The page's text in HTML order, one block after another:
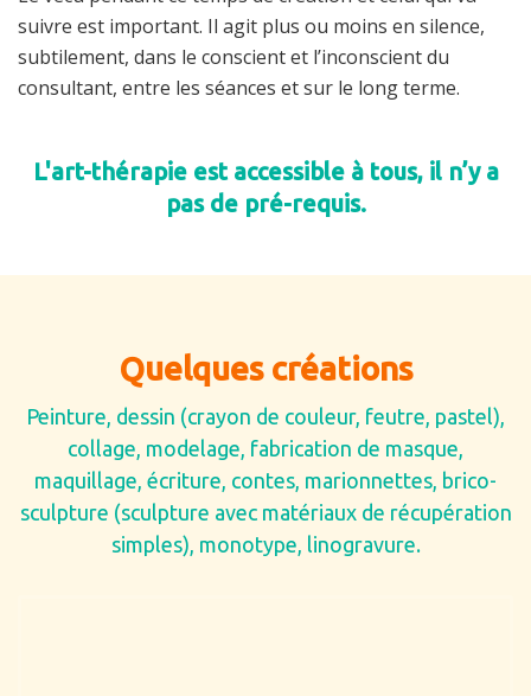
suivre est important. Il agit plus ou moins en silence,
subtilement, dans le conscient et l’inconscient du
consultant, entre les séances et sur le long terme.
L'art-thérapie est accessible à tous, il n’y a
pas de pré-requis.
Quelques créations
Peinture, dessin (crayon de couleur, feutre, pastel),
collage, modelage, fabrication de masque,
maquillage, écriture, contes, marionnettes, brico-
sculpture (sculpture avec matériaux de récupération
simples), monotype, linogravure.